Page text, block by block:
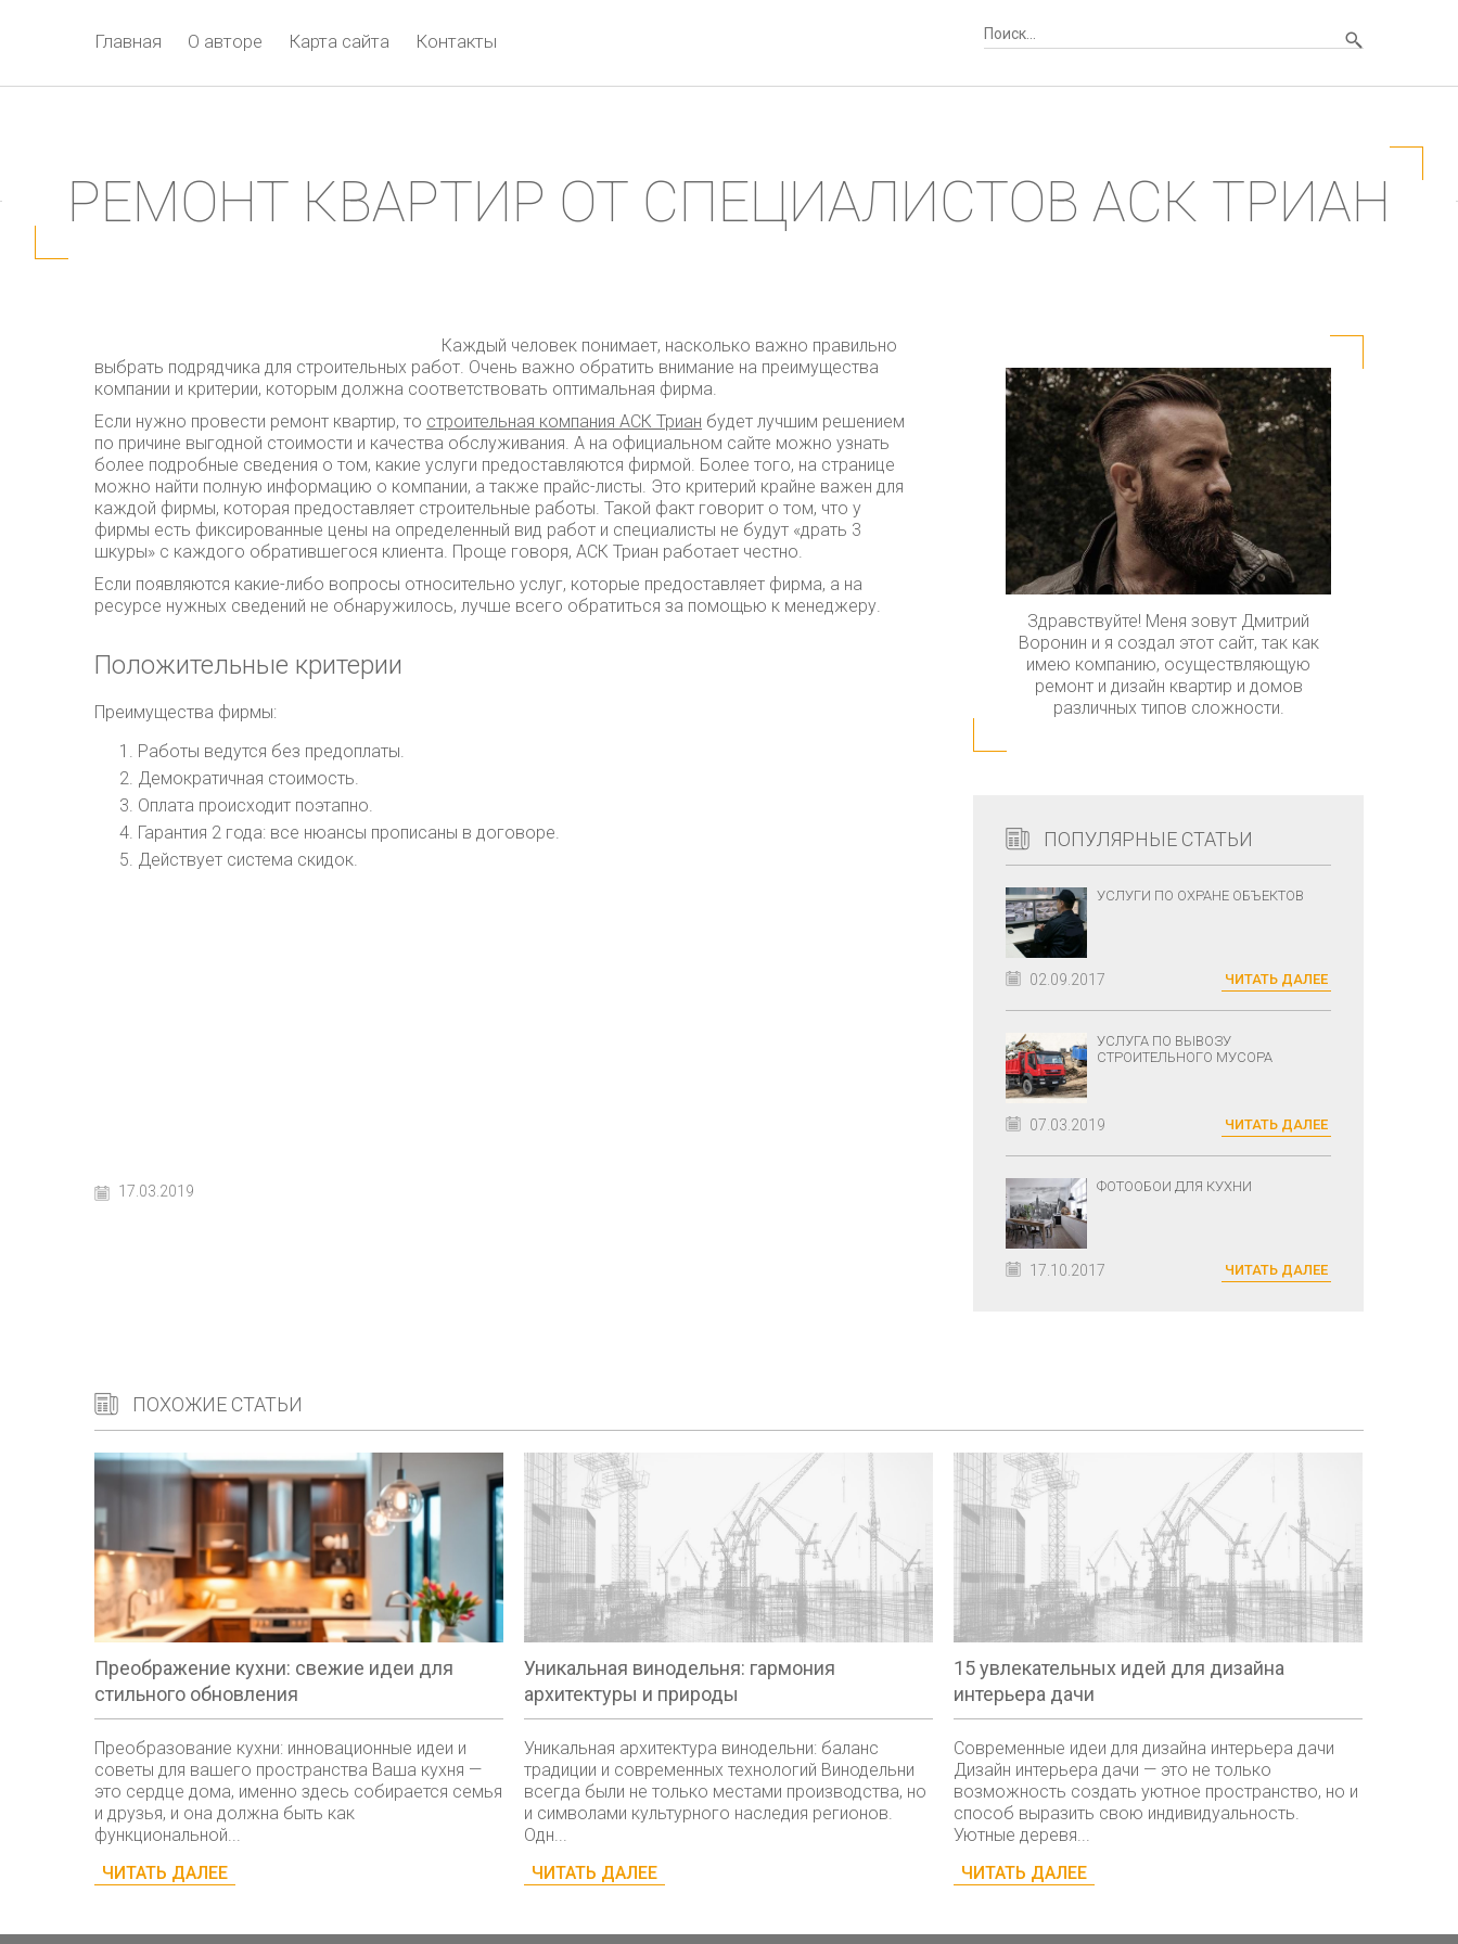
Главная О авторе Карта сайта Контакты
РЕМОНТ КВАРТИР ОТ СПЕЦИАЛИСТОВ АСК ТРИАН
Каждый человек понимает, насколько важно правильно
выбрать подрядчика для строительных работ. Очень важно обратить внимание на преимущества
компании и критерии, которым должна соответствовать оптимальная фирма.
Если нужно провести ремонт квартир, то строительная компания АСК Триан будет лучшим решением
по причине выгодной стоимости и качества обслуживания. А на официальном сайте можно узнать
более подробные сведения о том, какие услуги предоставляются фирмой. Более того, на странице
можно найти полную информацию о компании, а также прайс-листы. Это критерий крайне важен для
каждой фирмы, которая предоставляет строительные работы. Такой факт говорит о том, что у
фирмы есть фиксированные цены на определенный вид работ и специалисты не будут «драть 3
шкуры» с каждого обратившегося клиента. Проще говоря, АСК Триан работает честно.
Если появляются какие-либо вопросы относительно услуг, которые предоставляет фирма, а на
ресурсе нужных сведений не обнаружилось, лучше всего обратиться за помощью к менеджеру.
Положительные критерии
Преимущества фирмы:
Работы ведутся без предоплаты.
Демократичная стоимость.
Оплата происходит поэтапно.
Гарантия 2 года: все нюансы прописаны в договоре.
Действует система скидок.
17.03.2019
Здравствуйте! Меня зовут Дмитрий
Воронин и я создал этот сайт, так как
имею компанию, осуществляющую
ремонт и дизайн квартир и домов
различных типов сложности.
ПОПУЛЯРНЫЕ СТАТЬИ
УСЛУГИ ПО ОХРАНЕ ОБЪЕКТОВ
02.09.2017 ЧИТАТЬ ДАЛЕЕ
УСЛУГА ПО ВЫВОЗУ
СТРОИТЕЛЬНОГО МУСОРА
07.03.2019 ЧИТАТЬ ДАЛЕЕ
ФОТООБОИ ДЛЯ КУХНИ
17.10.2017 ЧИТАТЬ ДАЛЕЕ
ПОХОЖИЕ СТАТЬИ
Преображение кухни: свежие идеи для
стильного обновления
Преобразование кухни: инновационные идеи и
советы для вашего пространства Ваша кухня —
это сердце дома, именно здесь собирается семья
и друзья, и она должна быть как
функциональной...
ЧИТАТЬ ДАЛЕЕ
Уникальная винодельня: гармония
архитектуры и природы
Уникальная архитектура винодельни: баланс
традиции и современных технологий Винодельни
всегда были не только местами производства, но
и символами культурного наследия регионов.
Одн...
ЧИТАТЬ ДАЛЕЕ
15 увлекательных идей для дизайна
интерьера дачи
Современные идеи для дизайна интерьера дачи
Дизайн интерьера дачи — это не только
возможность создать уютное пространство, но и
способ выразить свою индивидуальность.
Уютные деревя...
ЧИТАТЬ ДАЛЕЕ